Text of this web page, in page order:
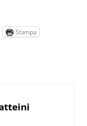
Stampa